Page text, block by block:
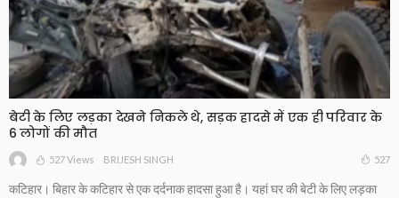
बेटी के लिए लड़का देखने निकले थे, सड़क हादसे में एक ही परिवार के
6 लोगों की मौत
527 Views BRIJESH SINGH 527
कटिहार। बिहार के कटिहार से एक दर्दनाक हादसा हुआ है। यहां घर की बेटी के लिए लड़का